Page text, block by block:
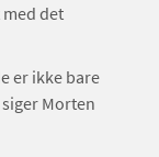
det
er ikke bare
Morten